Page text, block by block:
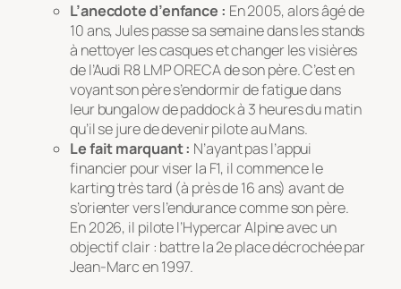
L’anecdote d’enfance : En 2005, alors âgé de
10 ans, Jules passe sa semaine dans les stands
à nettoyer les casques et changer les visières
de l’Audi R8 LMP ORECA de son père. C’est en
voyant son père s’endormir de fatigue dans
leur bungalow de paddock à 3 heures du matin
qu’il se jure de devenir pilote au Mans.
Le fait marquant : N’ayant pas l’appui
financier pour viser la F1, il commence le
karting très tard (à près de 16 ans) avant de
s’orienter vers l’endurance comme son père.
En 2026, il pilote l’Hypercar Alpine avec un
objectif clair : battre la 2e place décrochée par
Jean-Marc en 1997.